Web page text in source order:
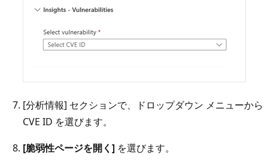
[分析情報] セクションで、ドロップダウン メニューから
CVE ID を選びます。
[脆弱性ページを開く] を選びます。